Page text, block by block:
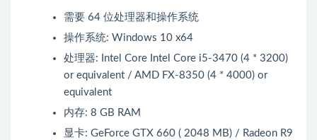
需要 64 位处理器和操作系统
操作系统: Windows 10 x64
处理器: Intel Core Intel Core i5-3470 (4 * 3200)
or equivalent / AMD FX-8350 (4 * 4000) or
equivalent
内存: 8 GB RAM
显卡: GeForce GTX 660 ( 2048 MB) / Radeon R9